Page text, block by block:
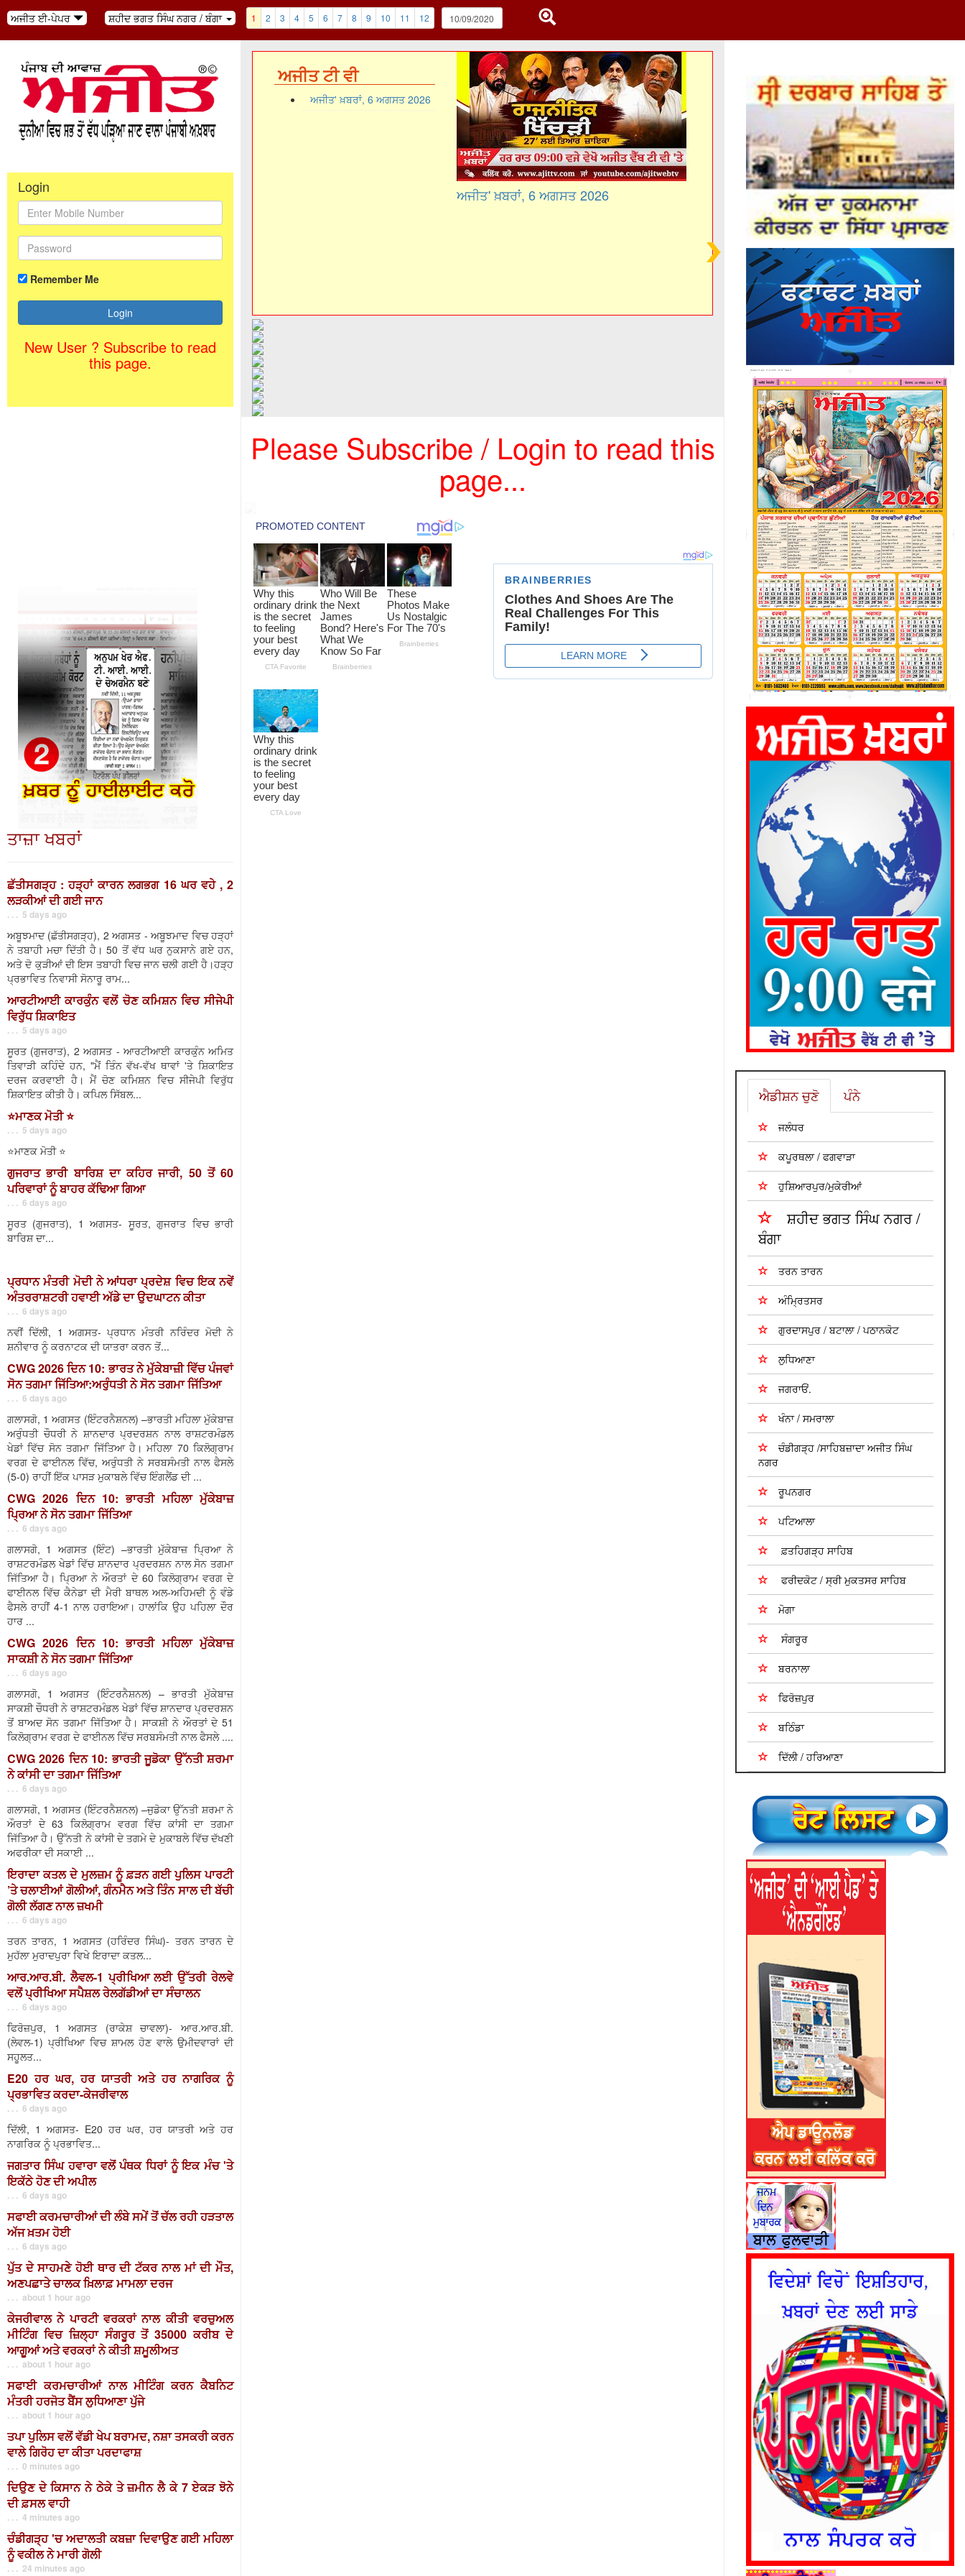
ਅਜੀਤ ਈ-ਪੇਪਰ ਸ਼ਹੀਦ ਭਗਤ ਸਿੰਘ ਨਗਰ / ਬੰਗਾ 1 2 3 4 5 6 7 8 9 10 11 12
Login
Remember Me
New User ? Subscribe to read
this page.
ਤਾਜ਼ਾ ਖਬਰਾਂ
ਛੱਤੀਸਗੜ੍ਹ : ਹੜ੍ਹਾਂ ਕਾਰਨ ਲਗਭਗ 16 ਘਰ ਵਹੇ , 2
ਲੜਕੀਆਂ ਦੀ ਗਈ ਜਾਨ
. . . 5 days ago
ਅਬੂਝਮਾਦ (ਛੱਤੀਸਗੜ੍ਹ), 2 ਅਗਸਤ - ਅਬੂਝਮਾਦ ਵਿਚ ਹੜ੍ਹਾਂ
ਨੇ ਤਬਾਹੀ ਮਚਾ ਦਿੱਤੀ ਹੈ। 50 ਤੋਂ ਵੱਧ ਘਰ ਨੁਕਸਾਨੇ ਗਏ ਹਨ,
ਅਤੇ ਦੋ ਕੁੜੀਆਂ ਦੀ ਇਸ ਤਬਾਹੀ ਵਿਚ ਜਾਨ ਚਲੀ ਗਈ ਹੈ।ਹੜ੍ਹ
ਪ੍ਰਭਾਵਿਤ ਨਿਵਾਸੀ ਸੋਨਾਰੂ ਰਾਮ...
ਆਰਟੀਆਈ ਕਾਰਕੁੰਨ ਵਲੋਂ ਚੋਣ ਕਮਿਸ਼ਨ ਵਿਚ ਸੀਜੇਪੀ
ਵਿਰੁੱਧ ਸ਼ਿਕਾਇਤ
. . . 5 days ago
ਸੂਰਤ (ਗੁਜਰਾਤ), 2 ਅਗਸਤ - ਆਰਟੀਆਈ ਕਾਰਕੁੰਨ ਅਮਿਤ
ਤਿਵਾੜੀ ਕਹਿੰਦੇ ਹਨ, "ਮੈਂ ਤਿੰਨ ਵੱਖ-ਵੱਖ ਥਾਵਾਂ 'ਤੇ ਸ਼ਿਕਾਇਤ
ਦਰਜ ਕਰਵਾਈ ਹੈ। ਮੈਂ ਚੋਣ ਕਮਿਸ਼ਨ ਵਿਚ ਸੀਜੇਪੀ ਵਿਰੁੱਧ
ਸ਼ਿਕਾਇਤ ਕੀਤੀ ਹੈ। ਕਪਿਲ ਸਿੱਬਲ...
⭐️ਮਾਣਕ ਮੋਤੀ ⭐️
. . . 5 days ago
⭐️ਮਾਣਕ ਮੋਤੀ ⭐️
ਗੁਜਰਾਤ ਭਾਰੀ ਬਾਰਿਸ਼ ਦਾ ਕਹਿਰ ਜਾਰੀ, 50 ਤੋਂ 60
ਪਰਿਵਾਰਾਂ ਨੂੰ ਬਾਹਰ ਕੱਢਿਆ ਗਿਆ
. . . 6 days ago
ਸੂਰਤ (ਗੁਜਰਾਤ), 1 ਅਗਸਤ- ਸੂਰਤ, ਗੁਜਰਾਤ ਵਿਚ ਭਾਰੀ
ਬਾਰਿਸ਼ ਦਾ...
ਪ੍ਰਧਾਨ ਮੰਤਰੀ ਮੋਦੀ ਨੇ ਆਂਧਰਾ ਪ੍ਰਦੇਸ਼ ਵਿਚ ਇਕ ਨਵੇਂ
ਅੰਤਰਰਾਸ਼ਟਰੀ ਹਵਾਈ ਅੱਡੇ ਦਾ ਉਦਘਾਟਨ ਕੀਤਾ
. . . 6 days ago
ਨਵੀਂ ਦਿੱਲੀ, 1 ਅਗਸਤ- ਪ੍ਰਧਾਨ ਮੰਤਰੀ ਨਰਿੰਦਰ ਮੋਦੀ ਨੇ
ਸ਼ਨੀਵਾਰ ਨੂੰ ਕਰਨਾਟਕ ਦੀ ਯਾਤਰਾ ਕਰਨ ਤੋਂ...
CWG 2026 ਦਿਨ 10: ਭਾਰਤ ਨੇ ਮੁੱਕੇਬਾਜ਼ੀ ਵਿੱਚ ਪੰਜਵਾਂ
ਸੋਨ ਤਗਮਾ ਜਿੱਤਿਆ:ਅਰੁੰਧਤੀ ਨੇ ਸੋਨ ਤਗਮਾ ਜਿੱਤਿਆ
. . . 6 days ago
ਗਲਾਸਗੋ, 1 ਅਗਸਤ (ਇੰਟਰਨੈਸ਼ਨਲ) –ਭਾਰਤੀ ਮਹਿਲਾ ਮੁੱਕੇਬਾਜ਼
ਅਰੁੰਧਤੀ ਚੌਧਰੀ ਨੇ ਸ਼ਾਨਦਾਰ ਪ੍ਰਦਰਸ਼ਨ ਨਾਲ ਰਾਸ਼ਟਰਮੰਡਲ
ਖੇਡਾਂ ਵਿੱਚ ਸੋਨ ਤਗਮਾ ਜਿੱਤਿਆ ਹੈ। ਮਹਿਲਾ 70 ਕਿਲੋਗ੍ਰਾਮ
ਵਰਗ ਦੇ ਫਾਈਨਲ ਵਿੱਚ, ਅਰੁੰਧਤੀ ਨੇ ਸਰਬਸੰਮਤੀ ਨਾਲ ਫੈਸਲੇ
(5-0) ਰਾਹੀਂ ਇੱਕ ਪਾਸੜ ਮੁਕਾਬਲੇ ਵਿੱਚ ਇੰਗਲੈਂਡ ਦੀ ...
CWG 2026 ਦਿਨ 10: ਭਾਰਤੀ ਮਹਿਲਾ ਮੁੱਕੇਬਾਜ਼
ਪ੍ਰਿਆ ਨੇ ਸੋਨ ਤਗਮਾ ਜਿੱਤਿਆ
. . . 6 days ago
ਗਲਾਸਗੋ, 1 ਅਗਸਤ (ਇੰਟ) –ਭਾਰਤੀ ਮੁੱਕੇਬਾਜ਼ ਪ੍ਰਿਆ ਨੇ
ਰਾਸ਼ਟਰਮੰਡਲ ਖੇਡਾਂ ਵਿੱਚ ਸ਼ਾਨਦਾਰ ਪ੍ਰਦਰਸ਼ਨ ਨਾਲ ਸੋਨ ਤਗਮਾ
ਜਿੱਤਿਆ ਹੈ। ਪ੍ਰਿਆ ਨੇ ਔਰਤਾਂ ਦੇ 60 ਕਿਲੋਗ੍ਰਾਮ ਵਰਗ ਦੇ
ਫਾਈਨਲ ਵਿੱਚ ਕੈਨੇਡਾ ਦੀ ਮੈਰੀ ਬਾਥਲ ਅਲ-ਅਹਿਮਦੀ ਨੂੰ ਵੰਡੇ
ਫੈਸਲੇ ਰਾਹੀਂ 4-1 ਨਾਲ ਹਰਾਇਆ। ਹਾਲਾਂਕਿ ਉਹ ਪਹਿਲਾ ਦੌਰ
ਹਾਰ ...
CWG 2026 ਦਿਨ 10: ਭਾਰਤੀ ਮਹਿਲਾ ਮੁੱਕੇਬਾਜ਼
ਸਾਕਸ਼ੀ ਨੇ ਸੋਨ ਤਗਮਾ ਜਿੱਤਿਆ
. . . 6 days ago
ਗਲਾਸਗੋ, 1 ਅਗਸਤ (ਇੰਟਰਨੈਸ਼ਨਲ) – ਭਾਰਤੀ ਮੁੱਕੇਬਾਜ਼
ਸਾਕਸ਼ੀ ਚੌਧਰੀ ਨੇ ਰਾਸ਼ਟਰਮੰਡਲ ਖੇਡਾਂ ਵਿੱਚ ਸ਼ਾਨਦਾਰ ਪ੍ਰਦਰਸ਼ਨ
ਤੋਂ ਬਾਅਦ ਸੋਨ ਤਗਮਾ ਜਿੱਤਿਆ ਹੈ। ਸਾਕਸ਼ੀ ਨੇ ਔਰਤਾਂ ਦੇ 51
ਕਿਲੋਗ੍ਰਾਮ ਵਰਗ ਦੇ ਫਾਈਨਲ ਵਿੱਚ ਸਰਬਸੰਮਤੀ ਨਾਲ ਫੈਸਲੇ ....
CWG 2026 ਦਿਨ 10: ਭਾਰਤੀ ਜੂਡੋਕਾ ਉੱਨਤੀ ਸ਼ਰਮਾ
ਨੇ ਕਾਂਸੀ ਦਾ ਤਗਮਾ ਜਿੱਤਿਆ
. . . 6 days ago
ਗਲਾਸਗੋ, 1 ਅਗਸਤ (ਇੰਟਰਨੈਸ਼ਨਲ) –ਜੁਡੋਕਾ ਉੱਨਤੀ ਸ਼ਰਮਾ ਨੇ
ਔਰਤਾਂ ਦੇ 63 ਕਿਲੋਗ੍ਰਾਮ ਵਰਗ ਵਿੱਚ ਕਾਂਸੀ ਦਾ ਤਗਮਾ
ਜਿੱਤਿਆ ਹੈ। ਉੱਨਤੀ ਨੇ ਕਾਂਸੀ ਦੇ ਤਗਮੇ ਦੇ ਮੁਕਾਬਲੇ ਵਿੱਚ ਦੱਖਣੀ
ਅਫਰੀਕਾ ਦੀ ਸਕਾਈ ...
ਇਰਾਦਾ ਕਤਲ ਦੇ ਮੁਲਜ਼ਮ ਨੂੰ ਫ਼ੜਨ ਗਈ ਪੁਲਿਸ ਪਾਰਟੀ
’ਤੇ ਚਲਾਈਆਂ ਗੋਲੀਆਂ, ਗੰਨਮੈਨ ਅਤੇ ਤਿੰਨ ਸਾਲ ਦੀ ਬੱਚੀ
ਗੋਲੀ ਲੱਗਣ ਨਾਲ ਜ਼ਖਮੀ
. . . 6 days ago
ਤਰਨ ਤਾਰਨ, 1 ਅਗਸਤ (ਹਰਿੰਦਰ ਸਿੰਘ)- ਤਰਨ ਤਾਰਨ ਦੇ
ਮੁਹੱਲਾ ਮੁਰਾਦਪੁਰਾ ਵਿਖੇ ਇਰਾਦਾ ਕਤਲ...
ਆਰ.ਆਰ.ਬੀ. ਲੈਵਲ-1 ਪ੍ਰੀਖਿਆ ਲਈ ਉੱਤਰੀ ਰੇਲਵੇ
ਵਲੋਂ ਪ੍ਰੀਖਿਆ ਸਪੈਸ਼ਲ ਰੇਲਗੱਡੀਆਂ ਦਾ ਸੰਚਾਲਨ
. . . 6 days ago
ਫਿਰੋਜ਼ਪੁਰ, 1 ਅਗਸਤ (ਰਾਕੇਸ਼ ਚਾਵਲਾ)- ਆਰ.ਆਰ.ਬੀ.
(ਲੇਵਲ-1) ਪ੍ਰੀਖਿਆ ਵਿਚ ਸ਼ਾਮਲ ਹੋਣ ਵਾਲੇ ਉਮੀਦਵਾਰਾਂ ਦੀ
ਸਹੂਲਤ...
E20 ਹਰ ਘਰ, ਹਰ ਯਾਤਰੀ ਅਤੇ ਹਰ ਨਾਗਰਿਕ ਨੂੰ
ਪ੍ਰਭਾਵਿਤ ਕਰਦਾ-ਕੇਜਰੀਵਾਲ
. . . 6 days ago
ਦਿੱਲੀ, 1 ਅਗਸਤ- E20 ਹਰ ਘਰ, ਹਰ ਯਾਤਰੀ ਅਤੇ ਹਰ
ਨਾਗਰਿਕ ਨੂੰ ਪ੍ਰਭਾਵਿਤ...
ਜਗਤਾਰ ਸਿੰਘ ਹਵਾਰਾ ਵਲੋਂ ਪੰਥਕ ਧਿਰਾਂ ਨੂੰ ਇਕ ਮੰਚ 'ਤੇ
ਇਕੱਠੇ ਹੋਣ ਦੀ ਅਪੀਲ
. . . 6 days ago
ਸਫਾਈ ਕਰਮਚਾਰੀਆਂ ਦੀ ਲੰਬੇ ਸਮੇਂ ਤੋਂ ਚੱਲ ਰਹੀ ਹੜਤਾਲ
ਅੱਜ ਖ਼ਤਮ ਹੋਈ
. . . 6 days ago
ਪੁੱਤ ਦੇ ਸਾਹਮਣੇ ਹੋਈ ਥਾਰ ਦੀ ਟੱਕਰ ਨਾਲ ਮਾਂ ਦੀ ਮੌਤ,
ਅਣਪਛਾਤੇ ਚਾਲਕ ਖ਼ਿਲਾਫ਼ ਮਾਮਲਾ ਦਰਜ
. . . about 1 hour ago
ਕੇਜਰੀਵਾਲ ਨੇ ਪਾਰਟੀ ਵਰਕਰਾਂ ਨਾਲ ਕੀਤੀ ਵਰਚੁਅਲ
ਮੀਟਿੰਗ ਵਿਚ ਜ਼ਿਲ੍ਹਾ ਸੰਗਰੂਰ ਤੋਂ 35000 ਕਰੀਬ ਦੇ
ਆਗੂਆਂ ਅਤੇ ਵਰਕਰਾਂ ਨੇ ਕੀਤੀ ਸ਼ਮੂਲੀਅਤ
. . . about 1 hour ago
ਸਫਾਈ ਕਰਮਚਾਰੀਆਂ ਨਾਲ ਮੀਟਿੰਗ ਕਰਨ ਕੈਬਨਿਟ
ਮੰਤਰੀ ਹਰਜੋਤ ਬੈਂਸ ਲੁਧਿਆਣਾ ਪੁੱਜੇ
. . . about 1 hour ago
ਤਪਾ ਪੁਲਿਸ ਵਲੋਂ ਵੱਡੀ ਖੇਪ ਬਰਾਮਦ, ਨਸ਼ਾ ਤਸਕਰੀ ਕਰਨ
ਵਾਲੇ ਗਿਰੋਹ ਦਾ ਕੀਤਾ ਪਰਦਾਫਾਸ਼
. . . 0 minutes ago
ਦਿਉਣ ਦੇ ਕਿਸਾਨ ਨੇ ਠੇਕੇ ਤੇ ਜ਼ਮੀਨ ਲੈ ਕੇ 7 ਏਕੜ ਝੋਨੇ
ਦੀ ਫ਼ਸਲ ਵਾਹੀ
. . . 4 minutes ago
ਚੰਡੀਗੜ੍ਹ 'ਚ ਅਦਾਲਤੀ ਕਬਜ਼ਾ ਦਿਵਾਉਣ ਗਈ ਮਹਿਲਾ
ਨੂੰ ਵਕੀਲ ਨੇ ਮਾਰੀ ਗੋਲੀ
. . . 24 minutes ago
ਅਜੀਤ ਟੀ ਵੀ
ਅਜੀਤ' ਖ਼ਬਰਾਂ, 6 ਅਗਸਤ 2026
ਅਜੀਤ' ਖ਼ਬਰਾਂ, 6 ਅਗਸਤ 2026
Please Subscribe / Login to read this
page...
ਐਡੀਸ਼ਨ ਚੁਣੋ ਪੰਨੇ
ਜਲੰਧਰ
ਕਪੂਰਥਲਾ / ਫਗਵਾੜਾ
ਹੁਸ਼ਿਆਰਪੁਰ/ਮੁਕੇਰੀਆਂ
ਸ਼ਹੀਦ ਭਗਤ ਸਿੰਘ ਨਗਰ /
ਬੰਗਾ
ਤਰਨ ਤਾਰਨ
ਅੰਮ੍ਰਿਤਸਰ
ਗੁਰਦਾਸਪੁਰ / ਬਟਾਲਾ / ਪਠਾਨਕੋਟ
ਲੁਧਿਆਣਾ
ਜਗਰਾਓਂ.
ਖੰਨਾ / ਸਮਰਾਲਾ
ਚੰਡੀਗੜ੍ਹ /ਸਾਹਿਬਜ਼ਾਦਾ ਅਜੀਤ ਸਿੰਘ
ਨਗਰ
ਰੂਪਨਗਰ
ਪਟਿਆਲਾ
ਫ਼ਤਹਿਗੜ੍ਹ ਸਾਹਿਬ
ਫਰੀਦਕੋਟ / ਸ੍ਰੀ ਮੁਕਤਸਰ ਸਾਹਿਬ
ਮੋਗਾ
ਸੰਗਰੂਰ
ਬਰਨਾਲਾ
ਫਿਰੋਜ਼ਪੁਰ
ਬਠਿੰਡਾ
ਦਿੱਲੀ / ਹਰਿਆਣਾ